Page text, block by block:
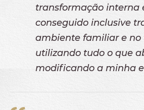
transformação interna
conseguido inclusive
ambiente familiar e no
utilizando tudo o que
modificando a minha